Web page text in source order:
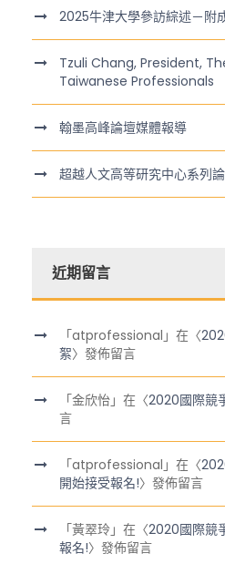
2025牛津大學參訪綜述－附
Tzuli Chang, President,
Taiwanese Professionals
翰墨高峰論壇媒體報導
超越人文高等研究中心系列
近期留言
「atprofessional 」在〈
絮〉發佈留言
「金欣怡 」在〈2020國際競
言
「atprofessional 」在〈
開始接受報名!〉發佈留言
「黃翠玲 」在〈2020國際競
報名!〉發佈留言